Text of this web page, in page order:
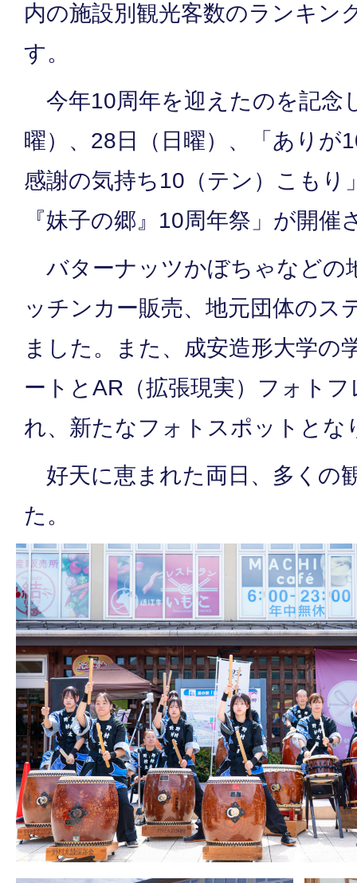
内の施設別観光客数のランキン
す。
今年10周年を迎えたのを記念
曜）、28日（日曜）、「ありが
感謝の気持ち10（テン）こもり
『妹子の郷』10周年祭」が開催
バターナッツかぼちゃなどの
ッチンカー販売、地元団体のス
ました。また、成安造形大学の
ートとAR（拡張現実）フォト
れ、新たなフォトスポットとな
好天に恵まれた両日、多くの
た。